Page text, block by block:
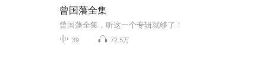
曾国藩全集
曾国藩全集，听这一个专辑就够了！
39 72.5万